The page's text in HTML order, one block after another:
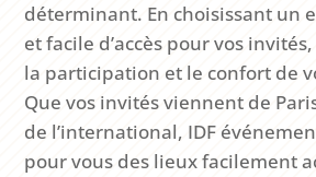
déterminant. En choisissant un
et facile d’accès pour vos
la participation et le confort de
Que vos invités viennent de
de l’international, IDF
pour vous des lieux facilement